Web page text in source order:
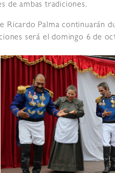
de ambas tradiciones.
Ricardo Palma continuarán
será el domingo 6 de